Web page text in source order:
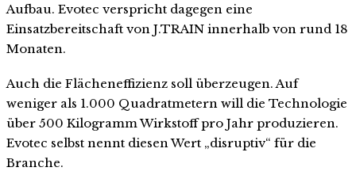
Aufbau. Evotec verspricht dagegen eine
Einsatzbereitschaft von J.TRAIN innerhalb von rund 18
Monaten.
Auch die Flächeneffizienz soll überzeugen. Auf
weniger als 1.000 Quadratmetern will die Technologie
über 500 Kilogramm Wirkstoff pro Jahr produzieren.
Evotec selbst nennt diesen Wert „disruptiv“ für die
Branche.